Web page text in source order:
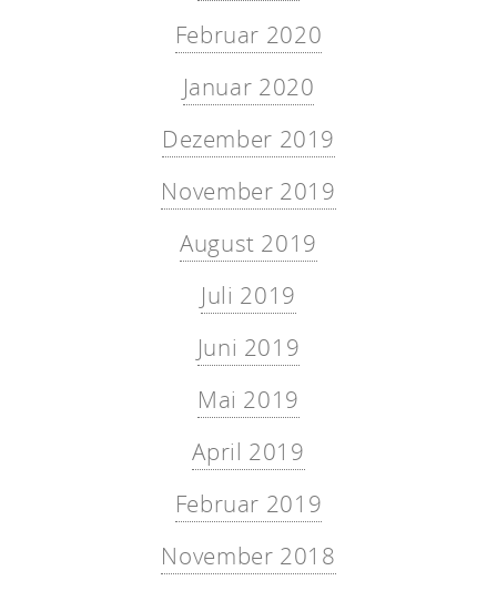
Februar 2020
Januar 2020
Dezember 2019
November 2019
August 2019
Juli 2019
Juni 2019
Mai 2019
April 2019
Februar 2019
November 2018